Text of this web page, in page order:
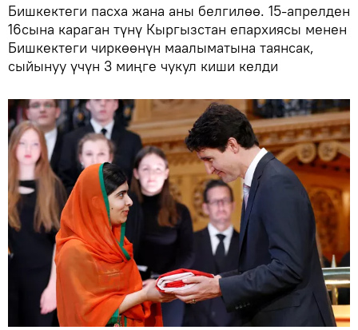
Бишкектеги пасха жана аны белгилөө. 15-апрелден
16сына караган түнү Кыргызстан епархиясы менен
Бишкектеги чиркөөнүн маалыматына таянсак,
сыйынуу үчүн 3 миңге чукул киши келди